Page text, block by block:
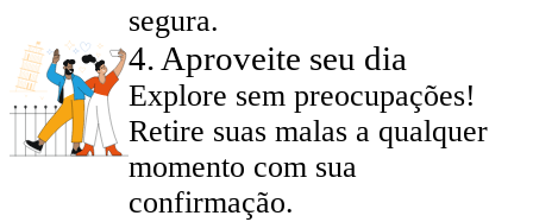
segura.
4. Aproveite seu dia
Explore sem preocupações!
Retire suas malas a qualquer
momento com sua
confirmação.